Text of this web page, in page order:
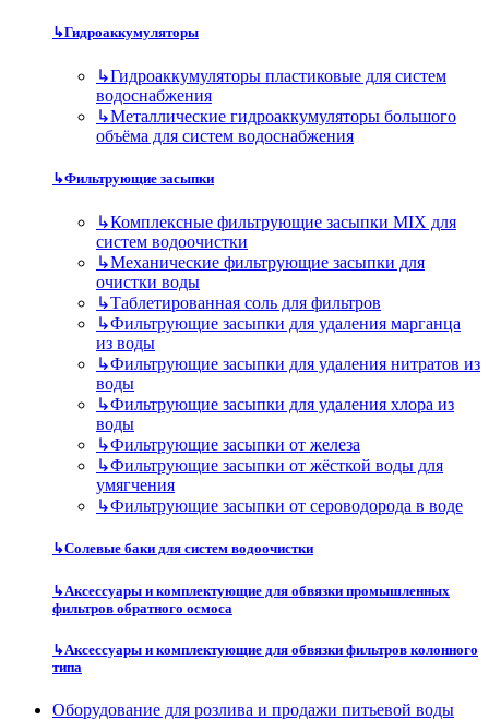
↳Гидроаккумуляторы
↳Гидроаккумуляторы пластиковые для систем
водоснабжения
↳Металлические гидроаккумуляторы большого
объёма для систем водоснабжения
↳Фильтрующие засыпки
↳Комплексные фильтрующие засыпки MIX для
систем водоочистки
↳Механические фильтрующие засыпки для
очистки воды
↳Таблетированная соль для фильтров
↳Фильтрующие засыпки для удаления марганца
из воды
↳Фильтрующие засыпки для удаления нитратов из
воды
↳Фильтрующие засыпки для удаления хлора из
воды
↳Фильтрующие засыпки от железа
↳Фильтрующие засыпки от жёсткой воды для
умягчения
↳Фильтрующие засыпки от сероводорода в воде
↳Солевые баки для систем водоочистки
↳Аксессуары и комплектующие для обвязки промышленных
фильтров обратного осмоса
↳Аксессуары и комплектующие для обвязки фильтров колонного
типа
Оборудование для розлива и продажи питьевой воды